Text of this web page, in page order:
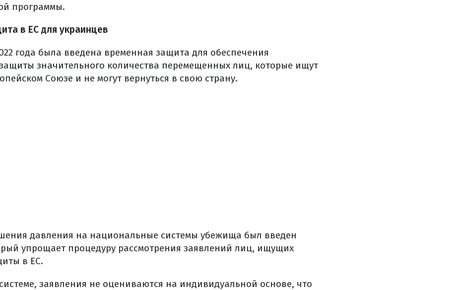
программы.
в ЕС для украинцев
года была введена временная защита для обеспечения
значительного количества перемещенных лиц, которые ищут
Союзе и не могут вернуться в свою страну.
давления на национальные системы убежища был введен
упрощает процедуру рассмотрения заявлений лиц, ищущих
в ЕС.
заявления не оцениваются на индивидуальной основе, что